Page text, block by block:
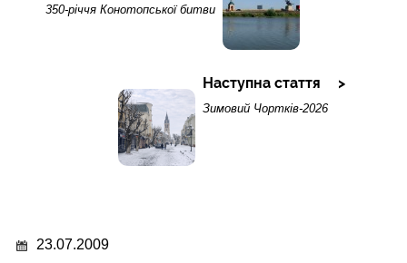
350-річчя Конотопської битви
Наступна стаття
Зимовий Чортків-2026
23.07.2009